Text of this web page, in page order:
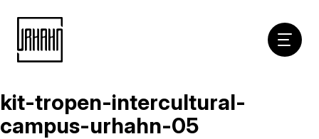
Naar
kit-tropen-intercultural-
campus-urhahn-05